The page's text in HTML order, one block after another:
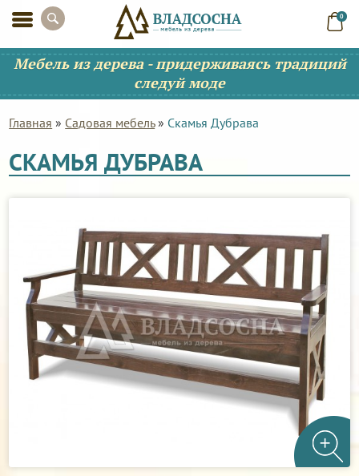
0
Мебель из дерева - придерживаясь традиций
следуй моде
Главная » Садовая мебель» Скамья Дубрава
СКАМЬЯ ДУБРАВА